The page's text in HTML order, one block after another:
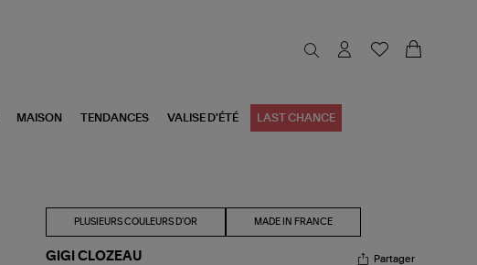
MAISON TENDANCES VALISE D'ÉTÉ LAST CHANCE
PLUSIEURS COULEURS D'OR MADE IN FRANCE
GIGI CLOZEAU Partager